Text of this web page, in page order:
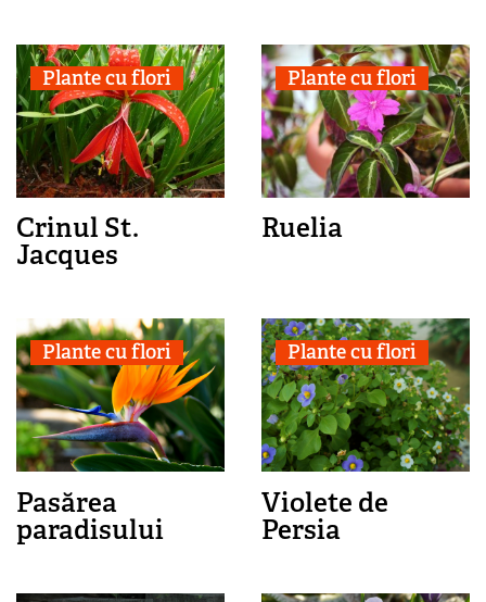
Plante cu flori
Crinul St.
Jacques
Plante cu flori
Ruelia
Plante cu flori
Pasărea
paradisului
Plante cu flori
Violete de
Persia